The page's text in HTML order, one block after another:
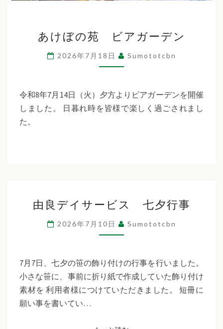
け
ぼ
の
ビ
ア
あけぼの苑 ビアガーデン
2026年7月18日 Sumototcbn
令和8年7月14日（火）夕方よりビアガーデンを開催
しました。 日暮れ時を皆様で楽しく過ごされまし
た。
良
デ
イ
ー
ビ
ス
由良デイサービス 七夕行事
2026年7月10日 Sumototcbn
7月7日、七夕の笹の飾り付けの行事を行いました。
小さな笹に、事前に折り紙で作成していた飾り付け
素材を 利用者様につけていただきました。 短冊に
願い事を書いてい…